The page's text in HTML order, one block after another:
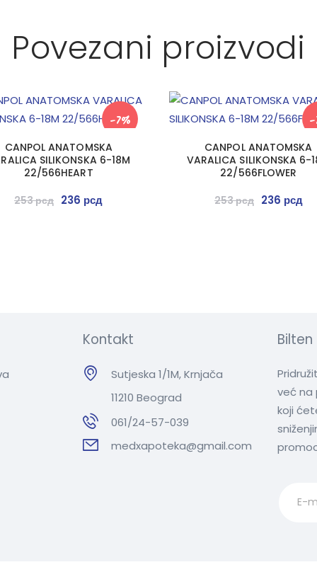
Povezani proizvodi
-7%
CANPOL ANATOMSKA
SILIKONSKA 6-18M
22/566HEART
253рсд 236 рсд
-
CANPOL ANATOMSKA
VARALICA SILIKONSKA 6-
22/566FLOWER
253рсд 236 рсд
Kontakt
Sutjeska 1/1M, Krnjača
11210 Beograd
061/24-57-039
medxapoteka@gmail.com
Bilten
već na
koji